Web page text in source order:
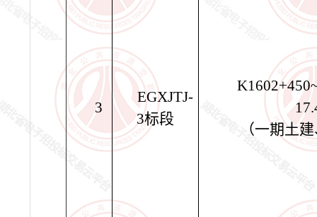
3
EGXJTJ-
3标段
（一期土